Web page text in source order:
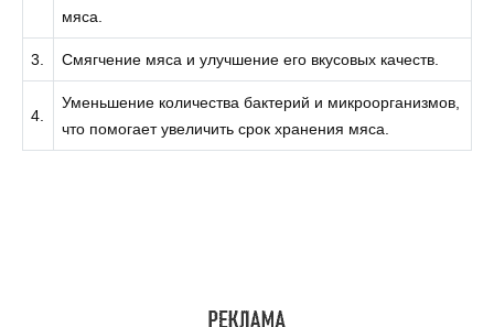
мяса.
3. Смягчение мяса и улучшение его вкусовых качеств.
4.
Уменьшение количества бактерий и микроорганизмов,
что помогает увеличить срок хранения мяса.